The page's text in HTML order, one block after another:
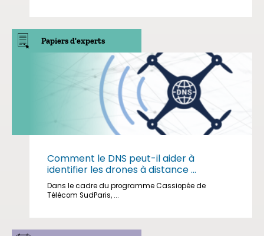
Papiers d'experts
Comment le DNS peut-il aider à
identifier les drones à distance ...
Dans le cadre du programme Cassiopée de
Télécom SudParis, ...